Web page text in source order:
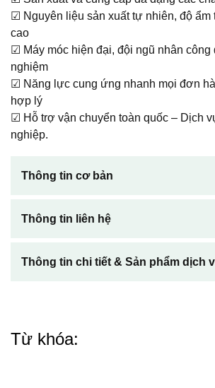
☑ Nguyên liệu sản xuất tự nhiên, độ ẩm
cao
☑ Máy móc hiện đại, đội ngũ nhân công
nghiệm
☑ Năng lực cung ứng nhanh mọi đơn
hợp lý
☑ Hỗ trợ vận chuyển toàn quốc – Dịch
nghiệp.
Thông tin cơ bản
Thông tin liên hệ
Thông tin chi tiết & Sản phẩm dịch
Từ khóa: